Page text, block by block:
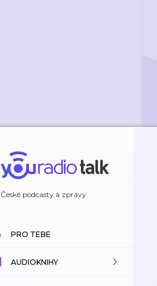
České podcasty a zprávy
PRO TEBE
AUDIOKNIHY